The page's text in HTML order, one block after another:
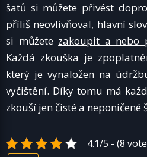
šatů si můžete přivést
příliš neovlivňoval, hlavní
si můžete zakoupit a nebo
Každá zkouška je
který je vynaložen na
vyčištění. Díky tomu má
zkouší jen čisté a neponičené
4.1/5 - (8